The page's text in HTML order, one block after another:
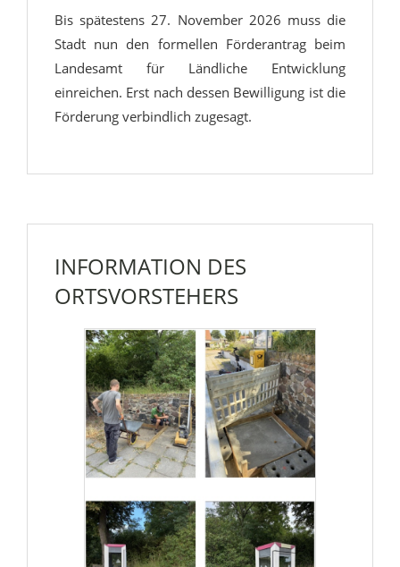
Bis spätestens 27. November 2026 muss die
Stadt nun den formellen Förderantrag beim
Landesamt für Ländliche Entwicklung
einreichen. Erst nach dessen Bewilligung ist die
Förderung verbindlich zugesagt.
INFORMATION DES
ORTSVORSTEHERS